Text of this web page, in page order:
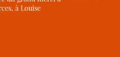
à Louise